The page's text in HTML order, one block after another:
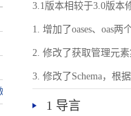
据唯一标识符规则
3.1版本相较于3.0版本
1. 增加了oases、oas
2. 修改了获取管理元
3. 修改了Schema，根
1 导言